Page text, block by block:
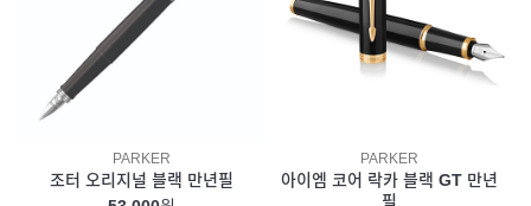
PARKER
조터 오리지널 블랙 만년필
PARKER
아이엠 코어 락카 블랙 GT 만년
필